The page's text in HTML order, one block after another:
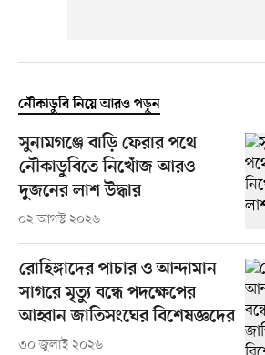
নৌকাডুবি নিয়ে আরও পড়ুন
সুনামগঞ্জে বাড়ি ফেরার পথে
নৌকাডুবিতে নিখোঁজ আরও
দুজনের লাশ উদ্ধার
০২ আগস্ট ২০২৬
রোহিঙ্গাদের পাচার ও আন্দামান
সাগরে মৃত্যু বন্ধে পদক্ষেপের
আহ্বান জাতিসংঘের বিশেষজ্ঞদের
৩০ জুলাই ২০২৬